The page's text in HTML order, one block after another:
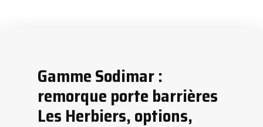
Gamme Sodimar :
remorque porte barrières
Les Herbiers, options,